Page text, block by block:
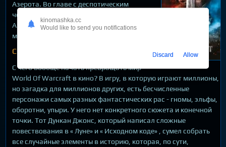
Азерота. Во главе с деспотическим
чернокнижником орки пытаются завоевать
Азерот, но один из их числа хочет добиться
мира.
Смотреть онлайн WarCraft обзор
С чего вообще начать превращать мир
World Of Warcraft в кино? В игру, в которую играют миллионы,
но загадка для миллионов других, есть бесчисленные
персонажи самых разных фантастических рас - гномы, эльфы,
оборотни, упыри. У него нет конкретного сюжета и конечной
точки. Тот Дункан Джонс, который написал сложные
повествования в « Луне» и « Исходном коде» , сумел собрать
все случайные элементы в историю, которая, по сути,
kinomashka.cc
Would like to send you notifications
Discard Allow